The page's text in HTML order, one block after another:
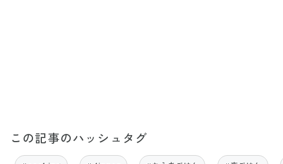
この記事のハッシュタグ